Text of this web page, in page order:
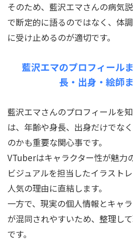
そのため、藍沢エマさんの病気
で断定的に語るのではなく、体
に受け止めるのが適切です。
藍沢エマのプロフィール
長・出身・絵師
藍沢エマさんのプロフィールを
は、年齢や身長、出身だけでな
のかも重要な関心事です。
VTuberはキャラクター性が魅力
ビジュアルを担当したイラスト
人気の理由に直結します。
一方で、現実の個人情報とキャ
が混同されやすいため、整理し
です。